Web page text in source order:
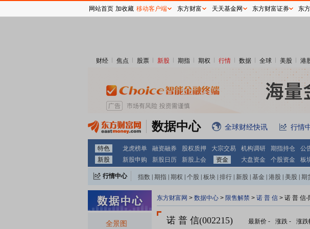
财经 焦点 股票 新股 期指 期权 行情 数据 全球 美股 港
数据中心 全球财经快讯 行情
特色 龙虎榜单 融资融券 股权质押 大宗交易 机构调研 期指持仓 公
新股
新股申购 新股日历 新股上会 资金 大盘资金 个股资金 板
行情中心 指数 期指 期权 个股 板块 排行 新股 基金 港股 美股 期
全景图
东方财富网 > 数据中心 > 限售解禁 > 诺 普 信 > 诺 普 信-
诺 普 信(002215) 最新价 - 涨跌 - 涨跌
网站首页 加收藏 移动客户端 东方财富 天天基金网 东方财富证券 东